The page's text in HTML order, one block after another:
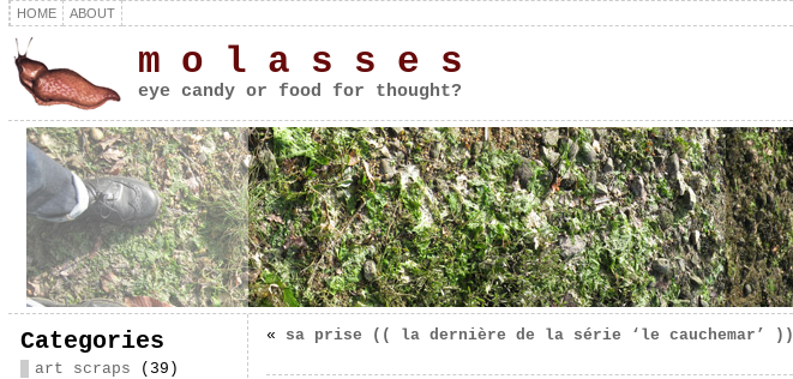
HOME ABOUT
m o l a s s e s
eye candy or food for thought?
Categories
art scraps (39)
« sa prise (( la dernière de la série ‘le cauchemar’ ))